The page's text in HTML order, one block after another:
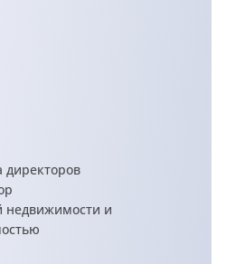
директоров
недвижимости и